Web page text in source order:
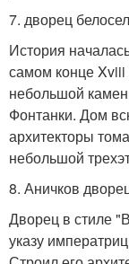
7. дворец
История
самом конце
небольшой
Фонтанки. Дом
архитекторы
небольшой
8. Аничков
Дворец в стиле
указу